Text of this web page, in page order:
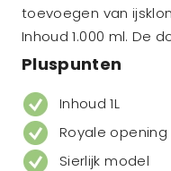
toevoegen van
Inhoud 1.000 ml. De
Pluspunten
Inhoud 1L
Royale opening
Sierlijk model